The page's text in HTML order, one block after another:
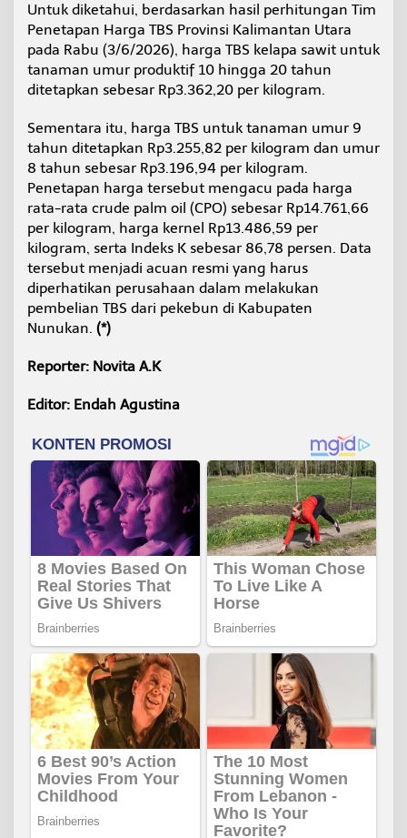
Untuk diketahui, berdasarkan hasil perhitungan Tim
Penetapan Harga TBS Provinsi Kalimantan Utara
pada Rabu (3/6/2026), harga TBS kelapa sawit untuk
tanaman umur produktif 10 hingga 20 tahun
ditetapkan sebesar Rp3.362,20 per kilogram.
Sementara itu, harga TBS untuk tanaman umur 9
tahun ditetapkan Rp3.255,82 per kilogram dan umur
8 tahun sebesar Rp3.196,94 per kilogram.
Penetapan harga tersebut mengacu pada harga
rata-rata crude palm oil (CPO) sebesar Rp14.761,66
per kilogram, harga kernel Rp13.486,59 per
kilogram, serta Indeks K sebesar 86,78 persen. Data
tersebut menjadi acuan resmi yang harus
diperhatikan perusahaan dalam melakukan
pembelian TBS dari pekebun di Kabupaten
Nunukan. (*)
Reporter: Novita A.K
Editor: Endah Agustina